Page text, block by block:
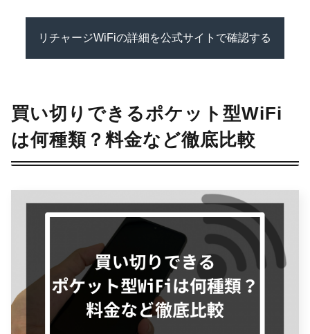
リチャージWiFiの詳細を公式サイトで確認する
買い切りできるポケット型WiFi
は何種類？料金など徹底比較